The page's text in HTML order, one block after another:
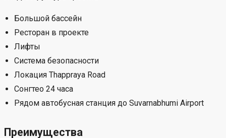
Большой бассейн
Ресторан в проекте
Лифты
Система безопасности
Локация Thappraya Road
Сонгтео 24 часа
Рядом автобусная станция до Suvarnabhumi Airport
Преимущества